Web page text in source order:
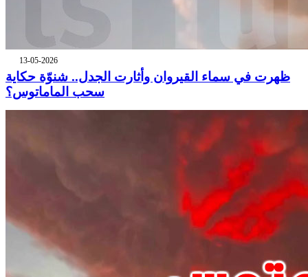
13-05-2026
ظهرت في سماء القيروان وأثارت الجدل.. شنوّة حكاية
سحب الماماتوس؟